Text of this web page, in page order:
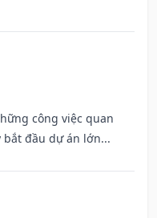
công việc quan
đầu dự án lớn...